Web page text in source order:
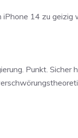
14 zu geizig
Punkt. Sicher